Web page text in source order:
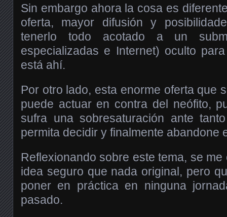
Sin embargo ahora la cosa es
oferta, mayor difusión y
tenerlo todo acotado a un
especializadas e Internet) oculto
está ahí.
Por otro lado, esta enorme oferta que
puede actuar en contra del neófito,
sufra una sobresaturación ante
permita decidir y finalmente abandone
Reflexionando sobre este tema, se
idea seguro que nada original, pero
poner en práctica en ninguna
pasado.